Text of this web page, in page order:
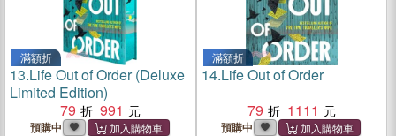
滿額折
13.Life Out of Order (Deluxe
Limited Edition)
79
991
預購中
滿額折
14.Life Out of Order
79
1111
預購中